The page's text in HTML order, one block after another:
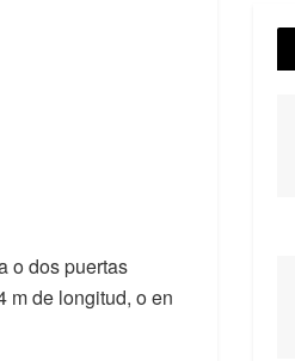
o dos puertas
m de longitud, o en